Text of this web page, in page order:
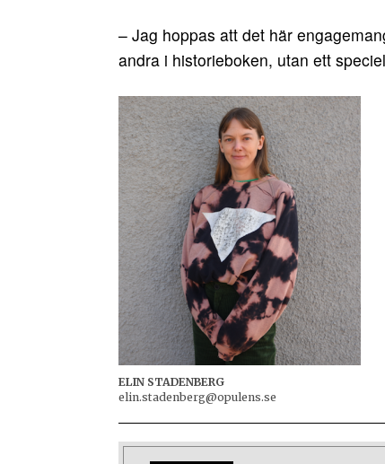
– Jag hoppas att det här
andra i historieboken, utan ett
ELIN STADENBERG
elin.stadenberg@opulens.se